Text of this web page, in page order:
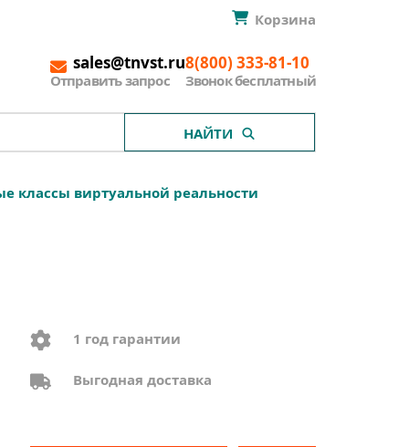
Корзина
sales@tnvst.ru
Отправить запрос
8(800) 333-81-10
Звонок бесплатный
НАЙТИ
классы виртуальной реальности
1 год гарантии
Выгодная доставка